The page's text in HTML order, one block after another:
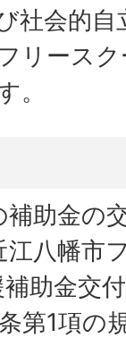
社会的
リース
。
助金の
八幡市
助金交
第1項の